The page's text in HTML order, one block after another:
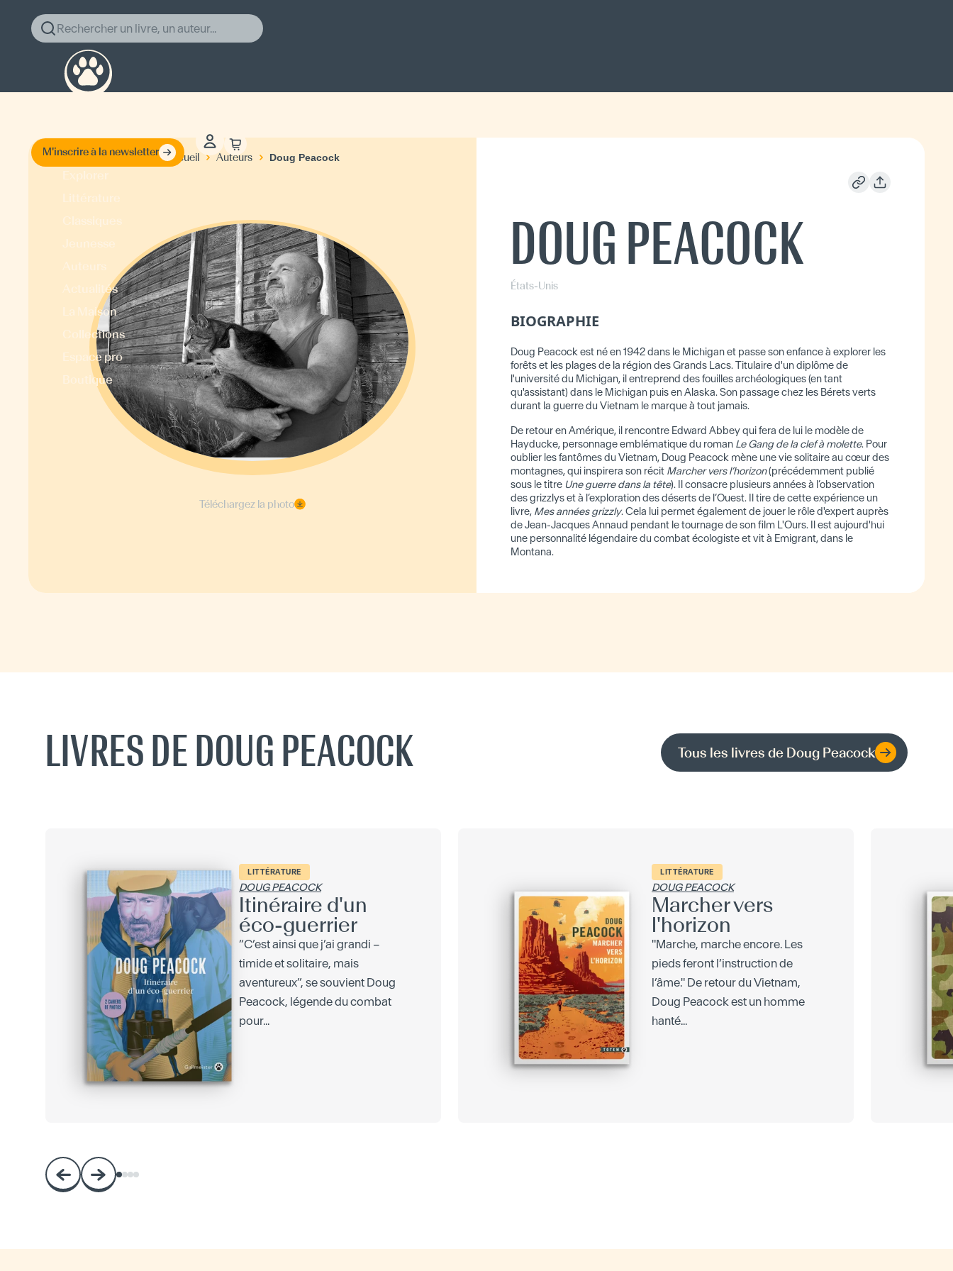
Rechercher un livre, un auteur...
M'inscrire à la newsletter
Actualités
La Maison
Collections
Espace pro
Boutique
Accueil Auteurs Doug Peacock
Téléchargez la photo
DOUG PEACOCK
États-Unis
BIOGRAPHIE
Doug Peacock est né en 1942 dans le Michigan et passe son enfance à explorer les
forêts et les plages de la région des Grands Lacs. Titulaire d'un diplôme de
l'université du Michigan, il entreprend des fouilles archéologiques (en tant
qu'assistant) dans le Michigan puis en Alaska. Son passage chez les Bérets verts
durant la guerre du Vietnam le marque à tout jamais.
De retour en Amérique, il rencontre Edward Abbey qui fera de lui le modèle de
Hayducke, personnage emblématique du roman Le Gang de la clef à molette. Pour
oublier les fantômes du Vietnam, Doug Peacock mène une vie solitaire au cœur des
montagnes, qui inspirera son récit Marcher vers l’horizon(précédemment publié
sous le titre Une guerre dans la tête). Il consacre plusieurs années à l’observation
des grizzlys et à l’exploration des déserts de l’Ouest. Il tire de cette expérience un
livre, Mes années grizzly. Cela lui permet également de jouer le rôle d'expert auprès
de Jean-Jacques Annaud pendant le tournage de son film L'Ours. Il est aujourd'hui
une personnalité légendaire du combat écologiste et vit à Emigrant, dans le
Montana.
LIVRES DE DOUG PEACOCK Tous les livres de Doug Peacock
LITTÉRATURE
DOUG PEACOCK
Itinéraire d'un
éco-guerrier
“C’est ainsi que j’ai grandi –
timide et solitaire, mais
aventureux”, se souvient Doug
Peacock, légende du combat
pour...
LITTÉRATURE
DOUG PEACOCK
Marcher vers
l'horizon
"Marche, marche encore. Les
pieds feront l’instruction de
l’âme." De retour du Vietnam,
Doug Peacock est un homme
hanté...